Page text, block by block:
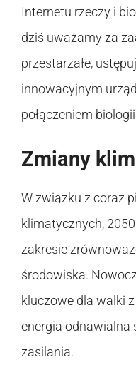
Internetu rzeczy i
dziś uważamy za
przestarzałe,
innowacyjnym
połączeniem
Zmiany
W związku z coraz
klimatycznych,
zakresie
środowiska.
kluczowe dla walki
energia odnawialna
zasilania.